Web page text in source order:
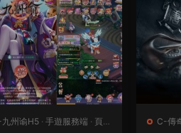
州谕H5 · 手遊服務端 · 頁遊
C-傳